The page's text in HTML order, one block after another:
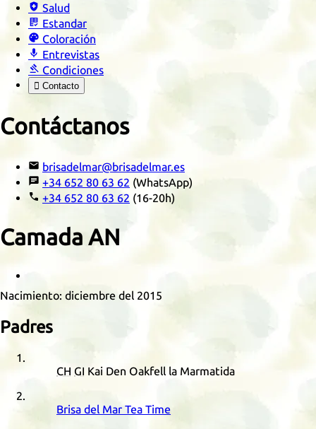
 Salud
 Estandar
 Coloración
 Entrevistas
 Condiciones
 Contacto
Contáctanos
 brisadelmar@brisadelmar.es
 +34 652 80 63 62 (WhatsApp)
 +34 652 80 63 62 (16-20h)
Camada AN
Nacimiento: diciembre del 2015
Padres
CH GI Kai Den Oakfell la Marmatida
Brisa del Mar Tea Time